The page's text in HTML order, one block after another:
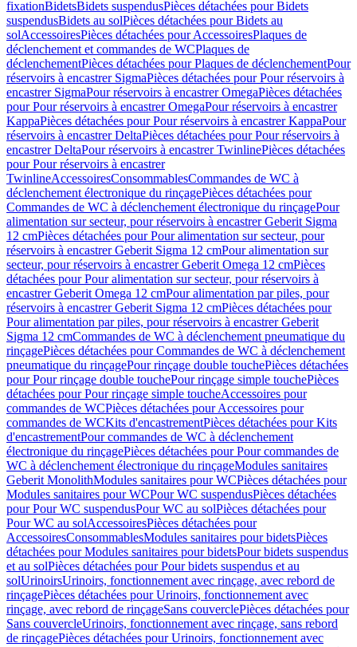
fixationBidetsBidets suspendusPièces détachées pour Bidets
suspendusBidets au solPièces détachées pour Bidets au
solAccessoiresPièces détachées pour AccessoiresPlaques de
déclenchement et commandes de WCPlaques de
déclenchementPièces détachées pour Plaques de déclenchementPour
réservoirs à encastrer SigmaPièces détachées pour Pour réservoirs à
encastrer SigmaPour réservoirs à encastrer OmegaPièces détachées
pour Pour réservoirs à encastrer OmegaPour réservoirs à encastrer
KappaPièces détachées pour Pour réservoirs à encastrer KappaPour
réservoirs à encastrer DeltaPièces détachées pour Pour réservoirs à
encastrer DeltaPour réservoirs à encastrer TwinlinePièces détachées
pour Pour réservoirs à encastrer
TwinlineAccessoiresConsommablesCommandes de WC à
déclenchement électronique du rinçagePièces détachées pour
Commandes de WC à déclenchement électronique du rinçagePour
alimentation sur secteur, pour réservoirs à encastrer Geberit Sigma
12 cmPièces détachées pour Pour alimentation sur secteur, pour
réservoirs à encastrer Geberit Sigma 12 cmPour alimentation sur
secteur, pour réservoirs à encastrer Geberit Omega 12 cmPièces
détachées pour Pour alimentation sur secteur, pour réservoirs à
encastrer Geberit Omega 12 cmPour alimentation par piles, pour
réservoirs à encastrer Geberit Sigma 12 cmPièces détachées pour
Pour alimentation par piles, pour réservoirs à encastrer Geberit
Sigma 12 cmCommandes de WC à déclenchement pneumatique du
rinçagePièces détachées pour Commandes de WC à déclenchement
pneumatique du rinçagePour rinçage double touchePièces détachées
pour Pour rinçage double touchePour rinçage simple touchePièces
détachées pour Pour rinçage simple toucheAccessoires pour
commandes de WCPièces détachées pour Accessoires pour
commandes de WCKits d'encastrementPièces détachées pour Kits
d'encastrementPour commandes de WC à déclenchement
électronique du rinçagePièces détachées pour Pour commandes de
WC à déclenchement électronique du rinçageModules sanitaires
Geberit MonolithModules sanitaires pour WCPièces détachées pour
Modules sanitaires pour WCPour WC suspendusPièces détachées
pour Pour WC suspendusPour WC au solPièces détachées pour
Pour WC au solAccessoiresPièces détachées pour
AccessoiresConsommablesModules sanitaires pour bidetsPièces
détachées pour Modules sanitaires pour bidetsPour bidets suspendus
et au solPièces détachées pour Pour bidets suspendus et au
solUrinoirsUrinoirs, fonctionnement avec rinçage, avec rebord de
rinçagePièces détachées pour Urinoirs, fonctionnement avec
rinçage, avec rebord de rinçageSans couverclePièces détachées pour
Sans couvercleUrinoirs, fonctionnement avec rinçage, sans rebord
de rinçagePièces détachées pour Urinoirs, fonctionnement avec